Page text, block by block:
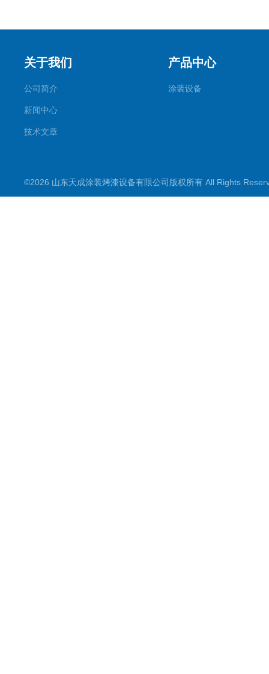
关于我们
公司简介
新闻中心
技术文章
产品中心
涂装设备
©2026 山东天成涂装烤漆设备有限公司版权所有 All Rights